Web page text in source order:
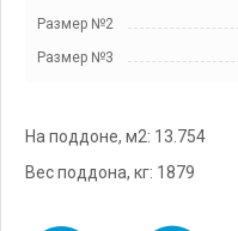
Размер №2
Размер №3
На поддоне, м2: 13.754
Вес поддона, кг: 1879